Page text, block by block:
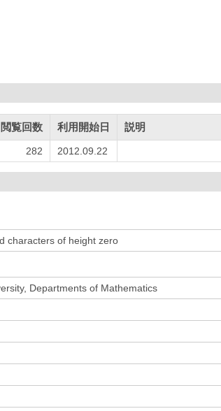
閲覧回数 利用開始日 説明
282 2012.09.22
characters of height zero
Departments of Mathematics